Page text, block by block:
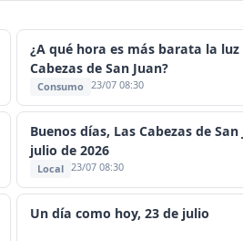
¿A qué hora es más barata la luz
Cabezas de San Juan?
Consumo 23/07 08:30
Buenos días, Las Cabezas de
julio de 2026
Local 23/07 08:30
Un día como hoy, 23 de julio